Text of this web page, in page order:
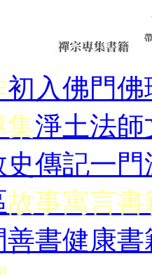
初入佛門佛
集淨土法師
史傳記一門
故事寓言書
善書健康書